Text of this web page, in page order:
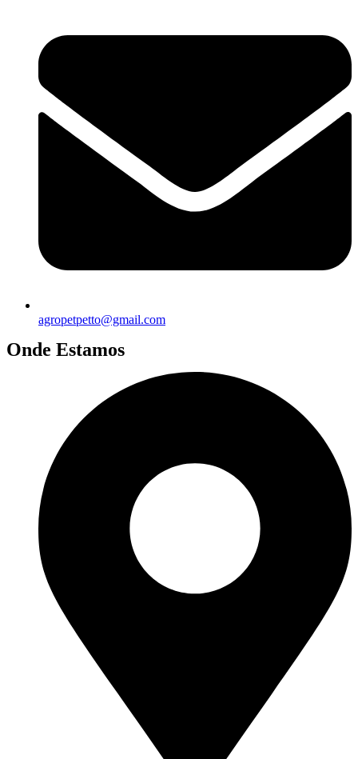
agropetpetto@gmail.com
Onde Estamos